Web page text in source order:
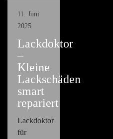
11. Juni
2025
Lackdoktor
–
Kleine
Lackschäden
smart
repariert
Lackdoktor
für